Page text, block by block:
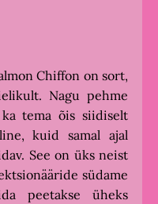
Chiffon on sort,
Nagu pehme
ka tema õis siidiselt
kuid samal ajal
See on üks neist
südame
peetakse üheks